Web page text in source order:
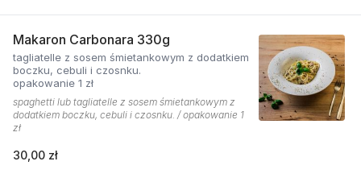
Makaron Carbonara 330g
tagliatelle z sosem śmietankowym z dodatkiem
boczku, cebuli i czosnku.
opakowanie 1 zł
spaghetti lub tagliatelle z sosem śmietankowym z
dodatkiem boczku, cebuli i czosnku. / opakowanie 1
zł
30,00 zł